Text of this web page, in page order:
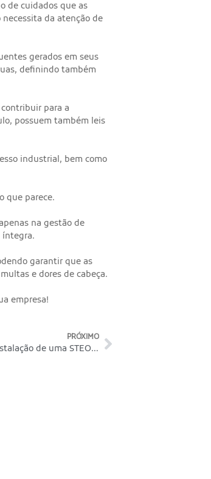
de cuidados que as
da atenção de
gerados em seus
definindo também
contribuir para a
possuem também leis
industrial, bem como
que parece.
na gestão de
íntegra.
garantir que as
e dores de cabeça.
empresa!
PRÓXIMO
A Gmar está realizando a primeira instalação de uma STEO em uma operação subterrânea no Brasil!